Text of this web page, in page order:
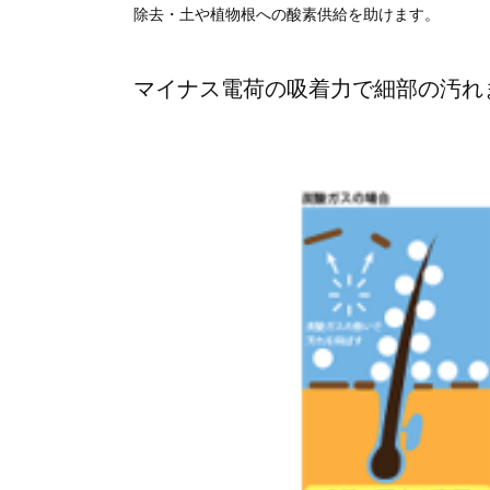
除去・土や植物根への酸素供給を助けます。
マイナス電荷の吸着力で細部の汚